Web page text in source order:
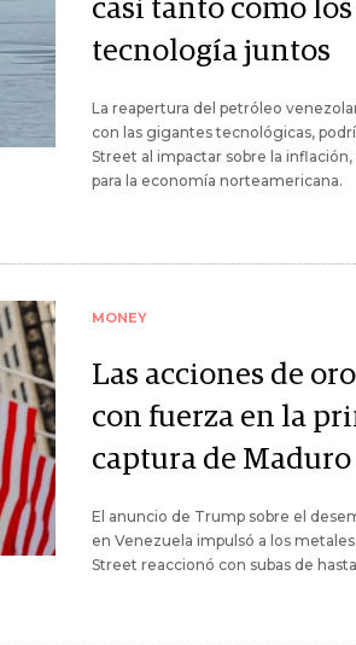
casi tanto como
tecnología juntos
La reapertura del petróleo
con las gigantes tecnológicas,
Street al impactar sobre la
para la economía norteamericana.
MONEY
Las acciones de
con fuerza en la
captura de Maduro
El anuncio de Trump sobre el
en Venezuela impulsó a los
Street reaccionó con subas de